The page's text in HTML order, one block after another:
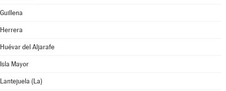
Guillena
Herrera
Huévar del Aljarafe
Isla Mayor
Lantejuela (La)